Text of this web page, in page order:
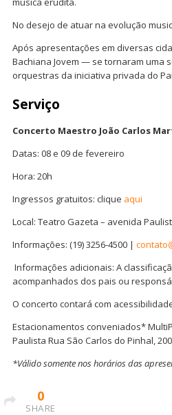
No desejo de atuar na evolução
Após apresentações em diversas
Bachiana Jovem — se tornaram uma
orquestras da iniciativa privada do
Serviço
Concerto Maestro João Carlos
Datas: 08 e 09 de fevereiro
Hora: 20h
Ingressos gratuitos: clique aqui
Local: Teatro Gazeta – avenida
Informações: (19) 3256-4500 |
Informações adicionais: A
acompanhados dos pais ou
O concerto contará com
Estacionamentos conveniados*
Paulista Rua São Carlos do Pinhal,
*Válido somente nos horários das
0
SHARE